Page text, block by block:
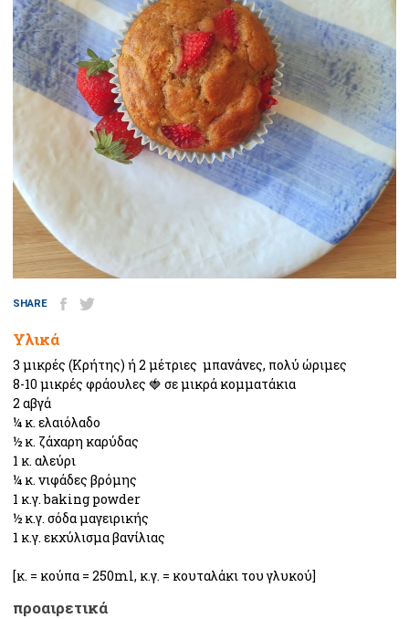
SHARE
Υλικά
3 μικρές (Κρήτης) ή 2 μέτριες  μπανάνες, πολύ ώριμες
8-10 μικρές φράουλες 🍓 σε μικρά κομματάκια
2 αβγά
¼ κ. ελαιόλαδο
½ κ. ζάχαρη καρύδας
1 κ. αλεύρι
¼ κ. νιφάδες βρόμης
1 κ.γ. baking powder
½ κ.γ. σόδα μαγειρικής
1 κ.γ. εκχύλισμα βανίλιας
[κ. = κούπα = 250ml, κ.γ. = κουταλάκι του γλυκού]
προαιρετικά